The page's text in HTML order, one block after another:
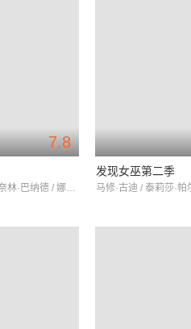
7.8
朱迪·科默 / 阿奈林·巴纳德 / 娜塔莎·里特
发现女巫第二季